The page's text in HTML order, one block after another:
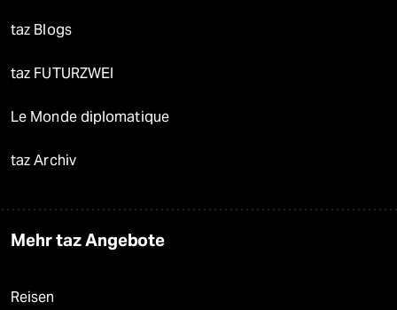
taz Blogs
taz FUTURZWEI
Le Monde diplomatique
taz Archiv
Mehr taz Angebote
Reisen